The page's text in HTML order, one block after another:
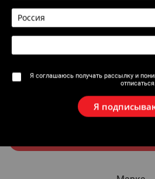
Электронная почта
Добавить гостя
Я соглашаюсь получать рассылку и
отписаться.
Я